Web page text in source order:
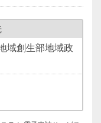
域創生部地域政